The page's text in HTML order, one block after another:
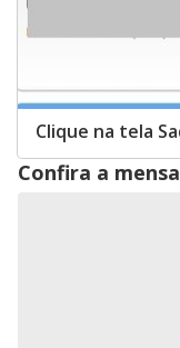
Clique na tela
Confira a